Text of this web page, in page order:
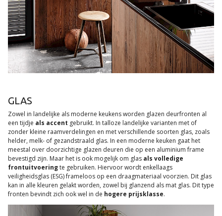
GLAS
Zowel in landelijke als moderne keukens worden glazen deurfronten al
een tijdje als accent gebruikt. In talloze landelijke varianten met of
zonder kleine raamverdelingen en met verschillende soorten glas, zoals
helder, melk- of gezandstraald glas. In een moderne keuken gaat het
meestal over doorzichtige glazen deuren die op een aluminium frame
bevestigd zijn. Maar het is ook mogelijk om glas als volledige
frontuitvoeringte gebruiken. Hiervoor wordt enkellaags
veiligheidsglas (ESG) frameloos op een draagmateriaal voorzien. Dit glas
kan in alle kleuren gelakt worden, zowel bij glanzend als mat glas. Dit type
fronten bevindt zich ook wel in de hogere prijsklasse.